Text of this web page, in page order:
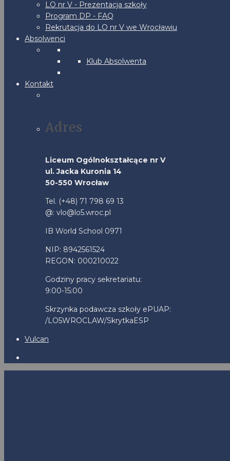
LO nr V - Prezentacja szkoły
Program DP - FAQ
Rekrutacja do LO nr V we Wrocławiu
Absolwenci
Klub Absolwenta
Kontakt
Adres
Liceum Ogólnokształcące nr V
ul. Jacka Kuronia 14
50-550 Wrocław
Tel. (+48) 71 798 69 13
@: vlo@lo5.wroc.pl
IB World School 0971
NIP: 8942561524
REGON: 000210022
Godziny pracy sekretariatu:
9:00-15:00
Skrzynka podawcza szkoły ePUAP:
/LO5WROCLAW/SkrytkaESP
Vulcan